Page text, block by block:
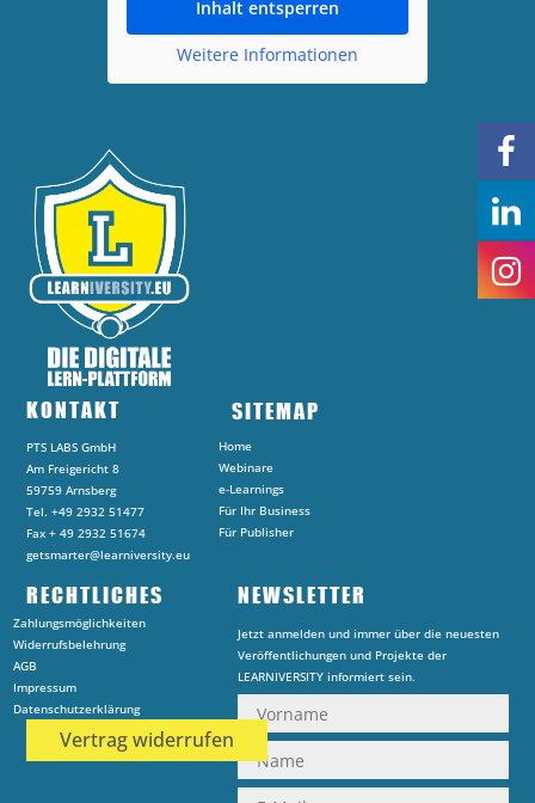
Inhalt entsperren
Weitere Informationen
KONTAKT
PTS LABS GmbH
Am Freigericht 8
59759 Arnsberg
Tel. +49 2932 51477
Fax + 49 2932 51674
getsmarter@learniversity.eu
SITEMAP
Home
Webinare
e-Learnings
Für Ihr Business
Für Publisher
RECHTLICHES
Zahlungsmöglichkeiten
Widerrufsbelehrung
AGB
Impressum
Datenschutzerklärung
Vertrag widerrufen
NEWSLETTER
Jetzt anmelden und immer über die neuesten
Veröffentlichungen und Projekte der
LEARNIVERSITY informiert sein.